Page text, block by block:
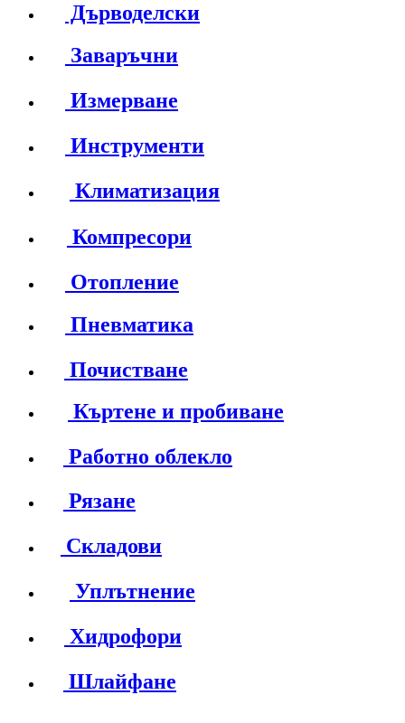
Дърводелски
Заваръчни
Измерване
Инструменти
Климатизация
Компресори
Отопление
Пневматика
Почистване
Къртене и пробиване
Работно облекло
Рязане
Складови
Уплътнение
Хидрофори
Шлайфане